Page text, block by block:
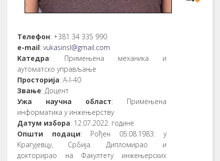
Телефон: +381 34 335 990
е-mail: vukasinsl@gmail.com
Kатедра: Примењена механика и
аутоматско управљање
Просторија: А-I-40
Звање: Доцент
Ужа научна област: Примењена
информатика у инжењерству
Датум избора: 12.07.2022. године
Општи подаци: Рођен 05.08.1983. у
Kрагујевцу, Србија. Дипломирао и
докторирао на Факултету инжењерских